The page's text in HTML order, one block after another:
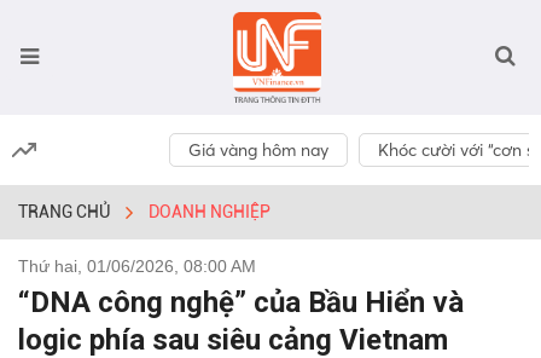
Giá vàng hôm nay Khóc cười với “cơn
TRANG CHỦ DOANH NGHIỆP
Thứ hai, 01/06/2026, 08:00 AM
“DNA công nghệ” của Bầu Hiển và
logic phía sau siêu cảng Vietnam